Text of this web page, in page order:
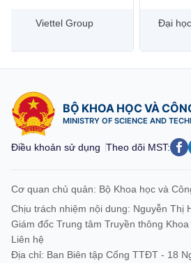
Đại học Bách Khoa, TP
Bưu
BỘ KHOA HỌC VÀ
MINISTRY OF SCIENCE AND
Điều khoản sử dụng Theo dõi MST:
Cơ quan chủ quản: Bộ Khoa học và
Chịu trách nhiệm nội dung: Nguyễn Thị
Giám đốc Trung tâm Truyền thông Khoa
Liên hệ
Địa chỉ: Ban Biên tập Cổng TTĐT - 18